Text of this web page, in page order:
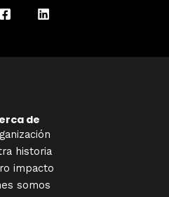
de
historia
impacto
somos